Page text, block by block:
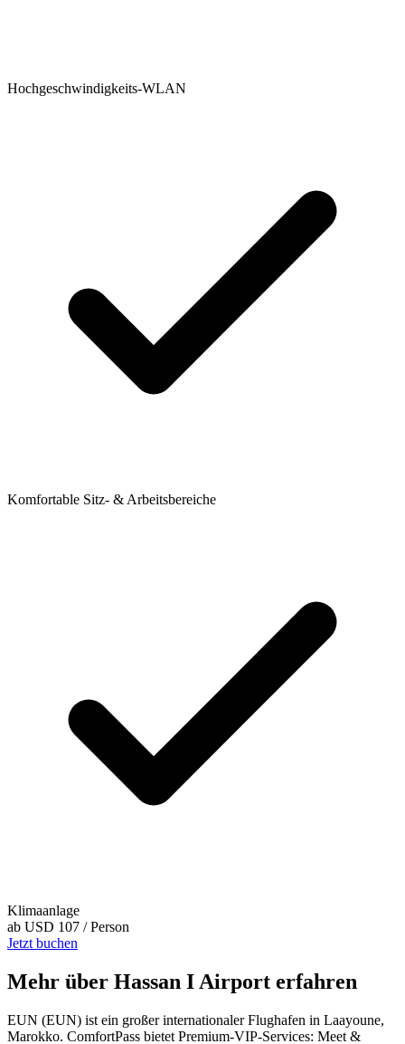
Hochgeschwindigkeits-WLAN
Komfortable Sitz- & Arbeitsbereiche
Klimaanlage
ab USD 107 / Person
Jetzt buchen
Mehr über Hassan I Airport erfahren
EUN (EUN) ist ein großer internationaler Flughafen in Laayoune,
Marokko. ComfortPass bietet Premium-VIP-Services: Meet &